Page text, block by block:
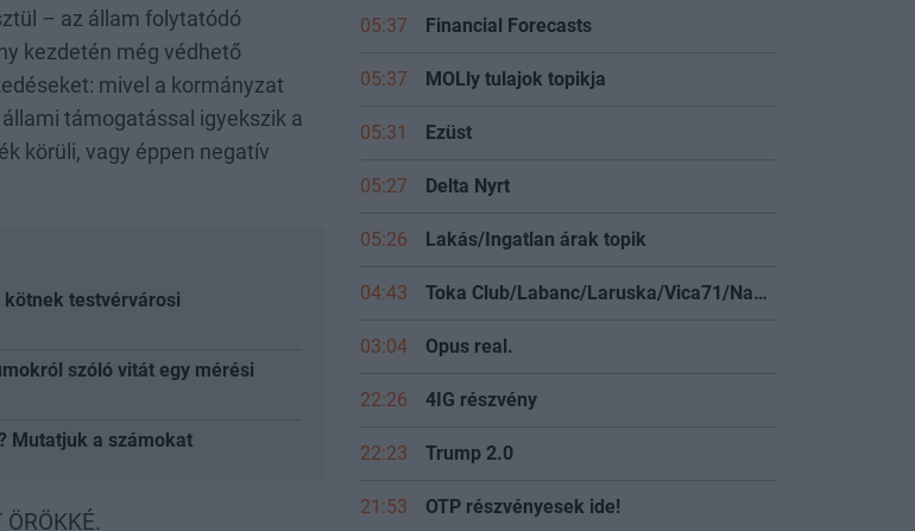
– az állam folytatódó
kezdetén még védhető
mivel a kormányzat
támogatással igyekszik a
körüli, vagy éppen negatív
testvérvárosi
szóló vitát egy mérési
Mutatjuk a számokat
05:37 Financial Forecasts
05:37 MOLly tulajok topikja
05:31 Ezüst
05:27 Delta Nyrt
05:26 Lakás/Ingatlan árak topik
04:43 Toka Club/Labanc/Laruska/Vica71/Nacky/Bpali/Oldrider/Josefernando/Mcbull/Kawaszabi
03:04 Opus real.
22:26 4IG részvény
22:23 Trump 2.0
21:53 OTP részvényesek ide!